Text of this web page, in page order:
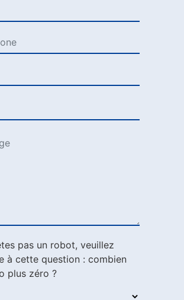
pas un robot, veuillez
à cette question : combien
plus zéro ?